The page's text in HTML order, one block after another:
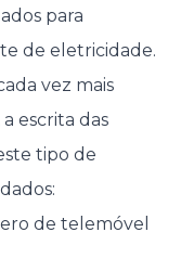
para
de eletricidade.
vez mais
escrita das
tipo de
de telemóvel